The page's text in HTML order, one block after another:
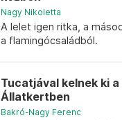
Nagy Nikoletta
A lelet igen ritka, a
a flamingócsaládból.
Tucatjával kelnek ki
Állatkertben
Bakró-Nagy Ferenc